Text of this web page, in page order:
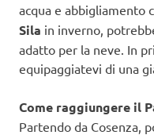
acqua e abbigliamento
Sila in inverno,
adatto per la neve. In
equipaggiatevi di una
Come raggiungere il
Partendo da Cosenza,